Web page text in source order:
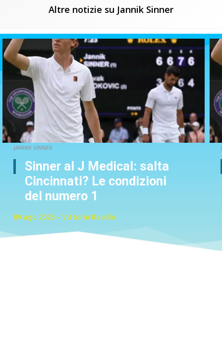
Altre notizie su Jannik Sinner
JANNIK SINNER
Sinner al J Medical: salta
Cincinnati? Le condizioni
del numero 1
09 ago 2026 – Vittoria Rapillo